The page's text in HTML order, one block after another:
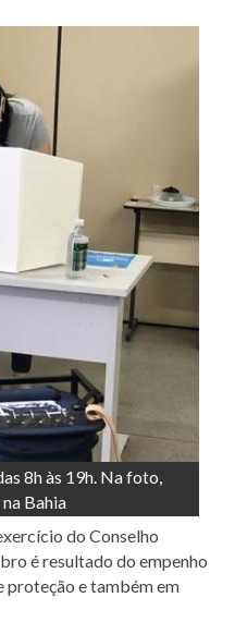
8h às 19h. Na foto,
Bahia
do Conselho
é resultado do empenho
proteção e também em